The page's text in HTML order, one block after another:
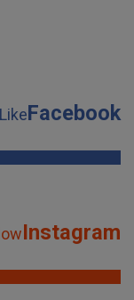
LikeFacebook
Instagram